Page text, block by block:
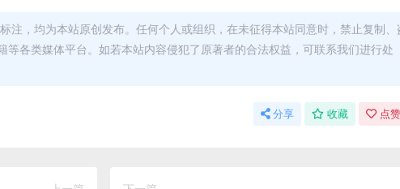
注，均为本站原创发布。任何个人或组织，在未征得本站同意时，禁止复制、
等各类媒体平台。如若本站内容侵犯了原著者的合法权益，可联系我们进行处
分享 收藏 点